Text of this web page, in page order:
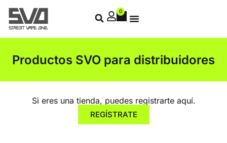
0
Productos SVO para distribuidores
Si eres una tienda, puedes registrarte aquí.
REGÍSTRATE